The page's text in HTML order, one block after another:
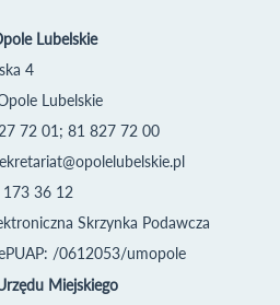
Lubelskie
4
Lubelskie
72 01; 81 827 72 00
36 12
Skrzynka Podawcza
/0612053/umopole
Miejskiego